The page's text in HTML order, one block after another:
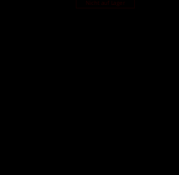
Nicht auf Lager